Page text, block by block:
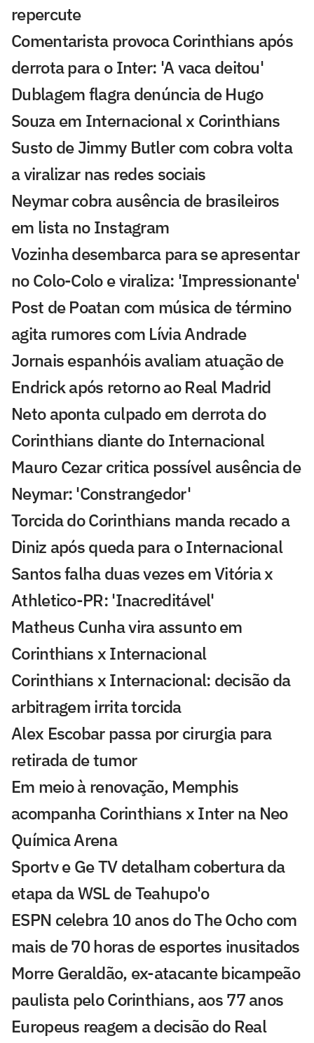
repercute
Comentarista provoca Corinthians após
derrota para o Inter: 'A vaca deitou'
Dublagem flagra denúncia de Hugo
Souza em Internacional x Corinthians
Susto de Jimmy Butler com cobra volta
a viralizar nas redes sociais
Neymar cobra ausência de brasileiros
em lista no Instagram
Vozinha desembarca para se apresentar
no Colo-Colo e viraliza: 'Impressionante'
Post de Poatan com música de término
agita rumores com Lívia Andrade
Jornais espanhóis avaliam atuação de
Endrick após retorno ao Real Madrid
Neto aponta culpado em derrota do
Corinthians diante do Internacional
Mauro Cezar critica possível ausência de
Neymar: 'Constrangedor'
Torcida do Corinthians manda recado a
Diniz após queda para o Internacional
Santos falha duas vezes em Vitória x
Athletico-PR: 'Inacreditável'
Matheus Cunha vira assunto em
Corinthians x Internacional
Corinthians x Internacional: decisão da
arbitragem irrita torcida
Alex Escobar passa por cirurgia para
retirada de tumor
Em meio à renovação, Memphis
acompanha Corinthians x Inter na Neo
Química Arena
Sportv e Ge TV detalham cobertura da
etapa da WSL de Teahupo'o
ESPN celebra 10 anos do The Ocho com
mais de 70 horas de esportes inusitados
Morre Geraldão, ex-atacante bicampeão
paulista pelo Corinthians, aos 77 anos
Europeus reagem a decisão do Real